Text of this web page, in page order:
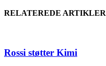
RELATEREDE ARTIKLER
Rossi støtter Kimi